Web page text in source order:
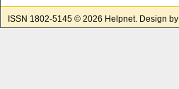
ISSN 1802-5145 © 2026 Helpnet. Design by